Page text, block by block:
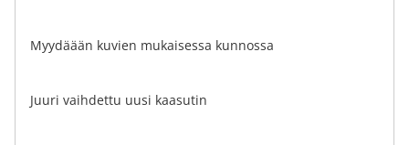
Myydäään kuvien mukaisessa kunnossa
Juuri vaihdettu uusi kaasutin